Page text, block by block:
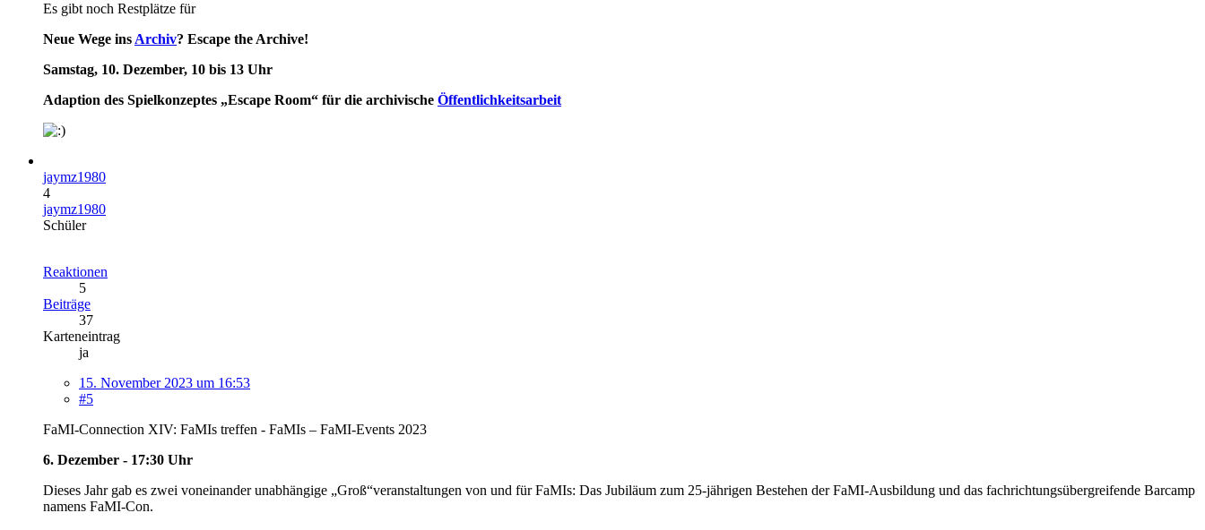
Es gibt noch Restplätze für
Neue Wege ins Archiv? Escape the Archive!
Samstag, 10. Dezember, 10 bis 13 Uhr
Adaption des Spielkonzeptes „Escape Room“ für die archivische Öffentlichkeitsarbeit
jaymz1980
4
jaymz1980
Schüler
Reaktionen
5
Beiträge
37
Karteneintrag
ja
15. November 2023 um 16:53
#5
FaMI-Connection XIV: FaMIs treffen - FaMIs – FaMI-Events 2023
6. Dezember - 17:30 Uhr
Dieses Jahr gab es zwei voneinander unabhängige „Groß“veranstaltungen von und für FaMIs: Das Jubiläum zum 25-jährigen Bestehen der FaMI-Ausbildung und das fachrichtungsübergreifende Barcamp
namens FaMI-Con.